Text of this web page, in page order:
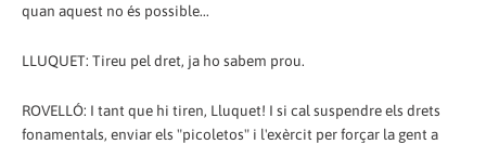
quan aquest no és possible...
LLUQUET: Tireu pel dret, ja ho sabem prou.
ROVELLÓ: I tant que hi tiren, Lluquet! I si cal suspendre els drets
fonamentals, enviar els "picoletos" i l'exèrcit per forçar la gent a